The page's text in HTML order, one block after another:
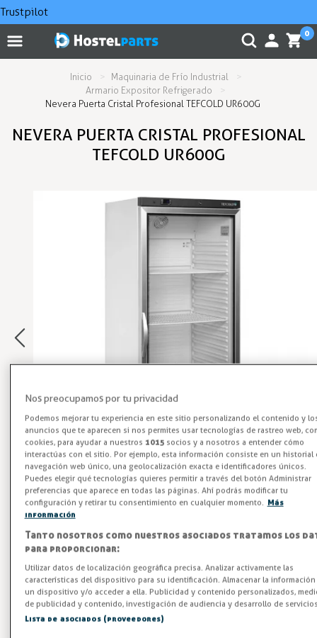
Trustpilot
0
Inicio
Maquinaria de Frío Industrial
Armario Expositor Refrigerado
Nevera Puerta Cristal Profesional TEFCOLD UR600G
NEVERA PUERTA CRISTAL PROFESIONAL
TEFCOLD UR600G
Expositor Refrigerado
Nevera profesional TEFCOLD UR600G con puerta de cristal
LED. Ideal para hostelería, bares y comercios. Mejora la
exposición y conservación de tus productos con la nevera
profesional de puerta de cristal TEFCOLD UR600G. Haz tu
Nos preocupamos por tu privacidad
Podemos mejorar tu experiencia en este sitio personalizando el contenido y
anuncios que te aparecen si nos permites usar tecnologías de rastreo web,
cookies, para ayudar a nuestros 1015socios y a nosotros a entender cómo
interactúas con el sitio. Por ejemplo, esta información consiste en un historial
navegación web único, una geolocalización exacta e identificadores únicos.
Puedes elegir qué tecnologías quieres permitir a través del botón Administrar
preferencias que aparece en todas las páginas. Ahí podrás modificar tu
configuración y retirar tu consentimiento en cualquier momento. Más
información
Tanto nosotros como nuestros asociados tratamos los
para proporcionar:
Utilizar datos de localización geográfica precisa. Analizar activamente las
características del dispositivo para su identificación. Almacenar la información
un dispositivo y/o acceder a ella. Publicidad y contenido personalizados,
de publicidad y contenido, investigación de audiencia y desarrollo de
Lista de asociados (proveedores)